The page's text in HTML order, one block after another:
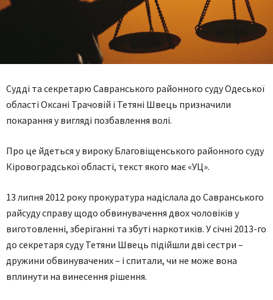
Судді та секретарю Савранського районного суду Одеської
області Оксані Трачовій і Тетяні Швець призначили
покарання у вигляді позбавлення волі.
Про це йдеться у вироку Благовіщенського районного суду
Кіровоградської області, текст якого має «УЦ».
13 липня 2012 року прокуратура надіслала до Савранського
райсуду справу щодо обвинувачення двох чоловіків у
виготовленні, зберіганні та збуті наркотиків. У січні 2013-го
до секретаря суду Тетяни Швець підійшли дві сестри –
дружини обвинувачених – і спитали, чи не може вона
вплинути на винесення рішення.